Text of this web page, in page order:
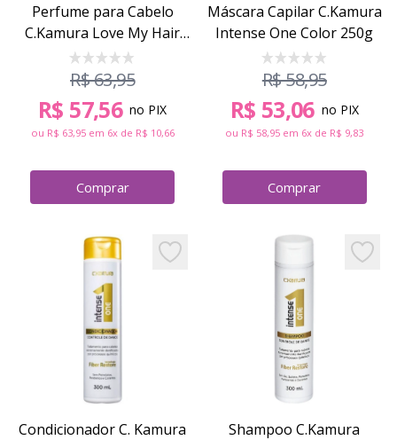
Perfume para Cabelo
C.Kamura Love My Hair
60ml
R$ 63,95
R$ 57,56 no PIX
ou R$ 63,95em 6x de R$ 10,66
ComprarPerfume para Cabelo C.Kamura Love My Hair
Máscara Capilar C.Kamura
Intense One Color 250g
R$ 58,95
R$ 53,06 no PIX
ou R$ 58,95 em 6x de R$ 9,83
ComprarMáscara Capilar
Add to favorites
Condicionador C. Kamura
Add
Shampoo C.Kamura